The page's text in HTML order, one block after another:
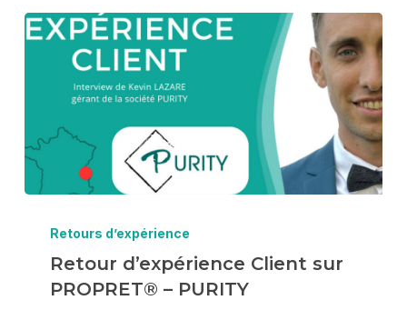
d’expérience
Client
Retours d’expérience
Retour d’expérience Client sur
PROPRET® – PURITY